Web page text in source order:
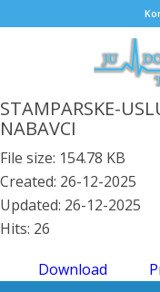
STAMPARSKE-
NABAVCI
File size: 154.78 KB
Created: 26-12-2025
Updated: 26-12-2025
Hits: 26
Download